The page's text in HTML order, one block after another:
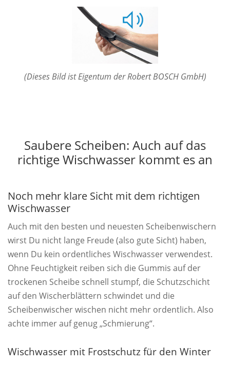
(Dieses Bild ist Eigentum der Robert BOSCH GmbH)
Saubere Scheiben: Auch auf das
richtige Wischwasser kommt es an
Noch mehr klare Sicht mit dem richtigen
Wischwasser
Auch mit den besten und neuesten Scheibenwischern
wirst Du nicht lange Freude (also gute Sicht) haben,
wenn Du kein ordentliches Wischwasser verwendest.
Ohne Feuchtigkeit reiben sich die Gummis auf der
trockenen Scheibe schnell stumpf, die Schutzschicht
auf den Wischerblättern schwindet und die
Scheibenwischer wischen nicht mehr ordentlich. Also
achte immer auf genug „Schmierung“.
Wischwasser mit Frostschutz für den Winter